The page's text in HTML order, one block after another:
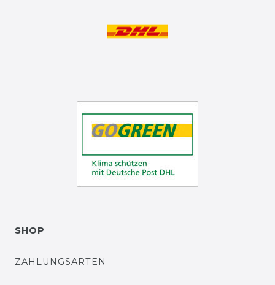
SHOP
ZAHLUNGSARTEN